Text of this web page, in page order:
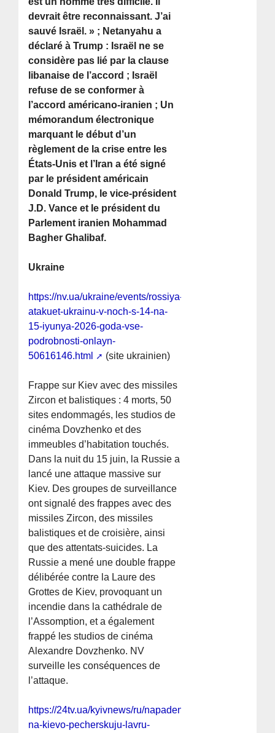
devrait être reconnaissant. J’ai
sauvé Israël. » ; Netanyahu a
déclaré à Trump : Israël ne se
considère pas lié par la clause
libanaise de l’accord ; Israël
refuse de se conformer à
l’accord américano-iranien ; Un
mémorandum électronique
marquant le début d’un
règlement de la crise entre les
États-Unis et l’Iran a été signé
par le président américain
Donald Trump, le vice-président
J.D. Vance et le président du
Parlement iranien Mohammad
Bagher Ghalibaf.
Ukraine
https://nv.ua/ukraine/events/rossiya-
atakuet-ukrainu-v-noch-s-14-na-
15-iyunya-2026-goda-vse-
podrobnosti-onlayn-
50616146.html
(site ukrainien)
Frappe sur Kiev avec des missiles
Zircon et balistiques : 4 morts, 50
sites endommagés, les studios de
cinéma Dovzhenko et des
immeubles d’habitation touchés.
Dans la nuit du 15 juin, la Russie a
lancé une attaque massive sur
Kiev. Des groupes de surveillance
ont signalé des frappes avec des
missiles Zircon, des missiles
balistiques et de croisière, ainsi
que des attentats-suicides. La
Russie a mené une double frappe
délibérée contre la Laure des
Grottes de Kiev, provoquant un
incendie dans la cathédrale de
l’Assomption, et a également
frappé les studios de cinéma
Alexandre Dovzhenko. NV
surveille les conséquences de
l’attaque.
https://24tv.ua/kyivnews/ru/napadenie-
na-kievo-pecherskuju-lavru-